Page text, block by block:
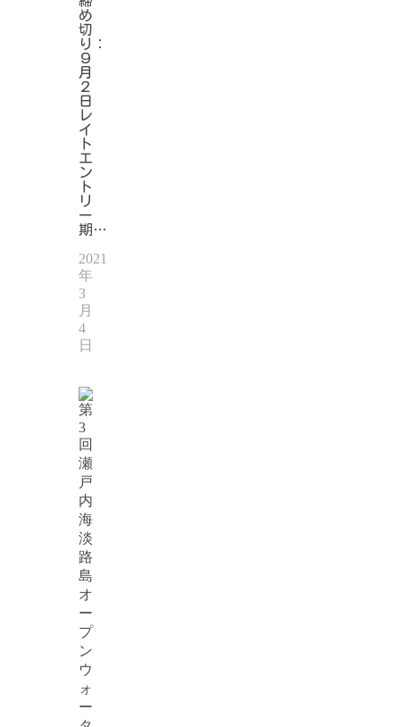
め
切
り：
９
月
２
日
レ
イ
ト
エ
ン
ト
リ
ー
期…
2021
年
3
月
4
日